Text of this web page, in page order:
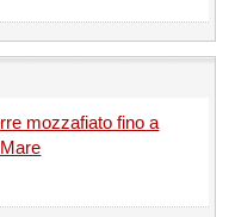
mozzafiato fino a